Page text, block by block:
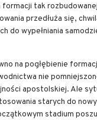
tak
przedłuża się,
do wypełniania
na pogłębienie
nie
apostolskiej. Ale
starych do
stadium